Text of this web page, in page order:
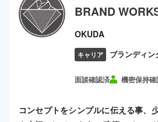
BRAND
OKUDA
キャリア ブランディン
面談確認済 機密保持
コンセプトをシンプルに伝える事、